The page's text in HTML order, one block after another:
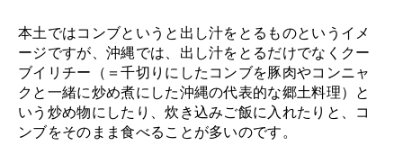
本土ではコンブというと出し汁をとるものというイメ
ージですが、沖縄では、出し汁をとるだけでなくクー
ブイリチー（＝千切りにしたコンブを豚肉やコンニャ
クと一緒に炒め煮にした沖縄の代表的な郷土料理）と
いう炒め物にしたり、炊き込みご飯に入れたりと、コ
ンブをそのまま食べることが多いのです。